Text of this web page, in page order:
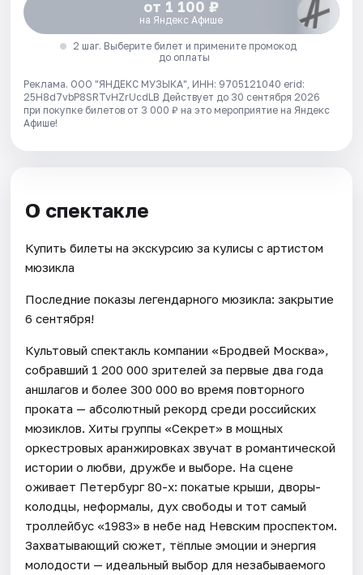
от 1 100 ₽
на Яндекс Афише
2 шаг. Выберите билет и примените промокод
до оплаты
Реклама. ООО "ЯНДЕКС МУЗЫКА", ИНН: 9705121040 erid:
25H8d7vbP8SRTvHZrUcdLB Действует до 30 сентября 2026
при покупке билетов от 3 000 ₽ на это мероприятие на Яндекс
Афише!
О спектакле
Купить билеты на экскурсию за кулисы с артистом
мюзикла
Последние показы легендарного мюзикла: закрытие
6 сентября!
Культовый спектакль компании «Бродвей Москва»,
собравший 1 200 000 зрителей за первые два года
аншлагов и более 300 000 во время повторного
проката — абсолютный рекорд среди российских
мюзиклов. Хиты группы «Секрет» в мощных
оркестровых аранжировках звучат в романтической
истории о любви, дружбе и выборе. На сцене
оживает Петербург 80-х: покатые крыши, дворы-
колодцы, неформалы, дух свободы и тот самый
троллейбус «1983» в небе над Невским проспектом.
Захватывающий сюжет, тёплые эмоции и энергия
молодости — идеальный выбор для незабываемого